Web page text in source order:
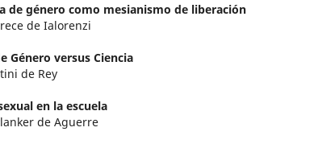
de género como mesianismo de liberación
de Ialorenzi
Género versus Ciencia
de Rey
en la escuela
de Aguerre